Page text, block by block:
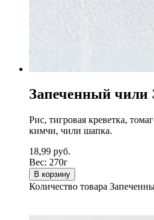
Запеченный чили
Рис, тигровая креветка,
кимчи, чили шапка.
18,99 руб.
Вес: 270г
В корзину
Количество товара